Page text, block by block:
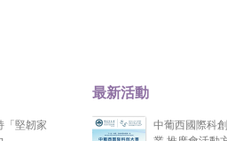
「堅韌家
最新活動
中葡西國際科